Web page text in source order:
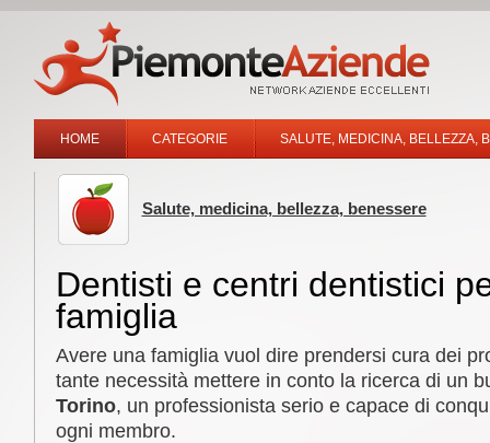
HOME CATEGORIE SALUTE, MEDICINA, BELLEZZA,
Salute, medicina, bellezza, benessere
Dentisti e centri dentistici
famiglia
Avere una famiglia vuol dire prendersi cura dei
tante necessità mettere in conto la ricerca di un
Torino, un professionista serio e capace di
ogni membro.